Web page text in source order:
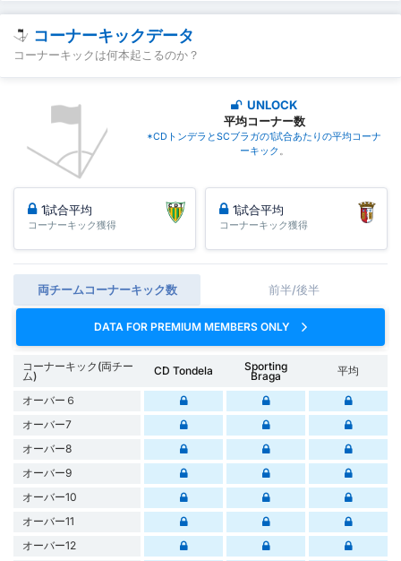
コーナーキックデータ
コーナーキックは何本起こるのか？
UNLOCK
平均コーナー数
*CDトンデラとSCブラガの1試合あたりの平均コーナ
ーキック 。
1試合平均
コーナーキック獲得
1試合平均
コーナーキック獲得
両チームコーナーキック数 前半/後半
DATA FOR PREMIUM MEMBERS ONLY
コーナーキック(両チー
ム) CD Tondela Sporting
Braga 平均
オーバー６
オーバー7
オーバー8
オーバー9
オーバー10
オーバー11
オーバー12